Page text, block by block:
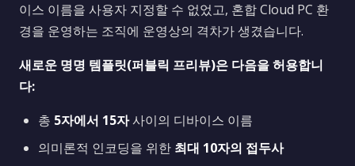
이스 이름을 사용자 지정할 수 없었고, 혼합 Cloud PC 환
경을 운영하는 조직에 운영상의 격차가 생겼습니다.
새로운 명명 템플릿(퍼블릭 프리뷰)은 다음을 허용합니
다:
총 5자에서 15자사이의 디바이스 이름
의미론적 인코딩을 위한 최대 10자의 접두사